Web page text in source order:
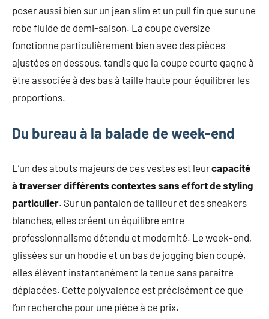
poser aussi bien sur un jean slim et un pull fin que sur une
robe fluide de demi-saison. La coupe oversize
fonctionne particulièrement bien avec des pièces
ajustées en dessous, tandis que la coupe courte gagne à
être associée à des bas à taille haute pour équilibrer les
proportions.
Du bureau à la balade de week-end
L’un des atouts majeurs de ces vestes est leurcapacité
à traverser différents contextes sans effort de styling
particulier. Sur un pantalon de tailleur et des sneakers
blanches, elles créent un équilibre entre
professionnalisme détendu et modernité. Le week-end,
glissées sur un hoodie et un bas de jogging bien coupé,
elles élèvent instantanément la tenue sans paraître
déplacées. Cette polyvalence est précisément ce que
l’on recherche pour une pièce à ce prix.